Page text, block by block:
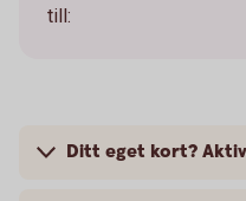
till:
Ditt eget kort?